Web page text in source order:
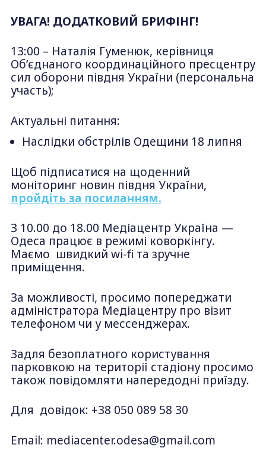
УВАГА! ДОДАТКОВИЙ БРИФІНГ!
13:00 – Наталія Гуменюк, керівниця
Об’єднаного координаційного пресцентру
сил оборони півдня України (персональна
участь);
Актуальні питання:
Наслідки обстрілів Одещини 18 липня
Щоб підписатися на щоденний
моніторинг новин півдня України,
пройдіть за посиланням.
З 10.00 до 18.00 Медіацентр Україна —
Одеса працює в режимі коворкінгу.
Маємо швидкий wi-fi та зручне
приміщення.
За можливості, просимо попереджати
адміністратора Медіацентру про візит
телефоном чи у мессенджерах.
Задля безоплатного користування
парковкою на території стадіону просимо
також повідомляти напередодні приїзду.
Для довідок: +38 050 089 58 30
Email: mediacenter.odesa@gmail.com